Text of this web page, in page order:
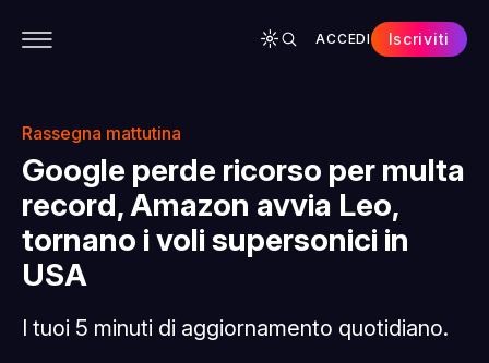
ACCEDI Iscriviti
Rassegna mattutina
Google perde ricorso per multa
record, Amazon avvia Leo,
tornano i voli supersonici in
USA
I tuoi 5 minuti di aggiornamento quotidiano.